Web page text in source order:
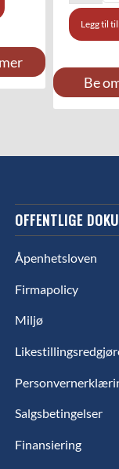
Legg til
Be
OFFENTLIGE
Åpenhetsloven
Firmapolicy
Miljø
Salgsbetingelser
Finansiering